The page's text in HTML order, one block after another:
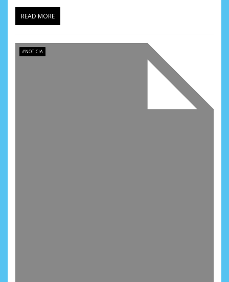
READ MORE
#NOTICIA